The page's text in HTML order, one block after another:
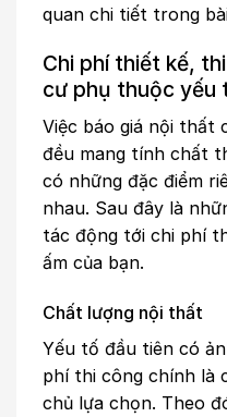
quan chi tiết trong
Chi phí thiết kế,
cư phụ thuộc yếu
Việc báo giá nội thất
đều mang tính chất
có những đặc điểm
nhau. Sau đây là
tác động tới chi phí
ấm của bạn.
Chất lượng nội thất
Yếu tố đầu tiên có
phí thi công chính là
chủ lựa chọn. Theo